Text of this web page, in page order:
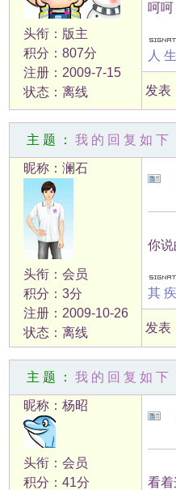
头衔：版主
积分：807分
注册：2009-7-15
状态：离线
呵
人
发表
主题： 我的回复如下
昵称：澜石
头衔：会员
积分：3分
注册：2009-10-26
状态：离线
你
其
发表
主题： 我的回复如下
昵称：杨昭
头衔：会员
积分：41分
看